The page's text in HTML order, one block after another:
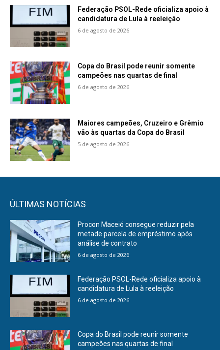
Federação PSOL-Rede oficializa apoio à
candidatura de Lula à reeleição
6 de agosto de 2026
Copa do Brasil pode reunir somente
campeões nas quartas de final
6 de agosto de 2026
Maiores campeões, Cruzeiro e Grêmio
vão às quartas da Copa do Brasil
5 de agosto de 2026
ÚLTIMAS NOTÍCIAS
Procon Maceió consegue reduzir pela
metade parcela de empréstimo após
análise de contrato
6 de agosto de 2026
Federação PSOL-Rede oficializa apoio à
candidatura de Lula à reeleição
6 de agosto de 2026
Copa do Brasil pode reunir somente
campeões nas quartas de final